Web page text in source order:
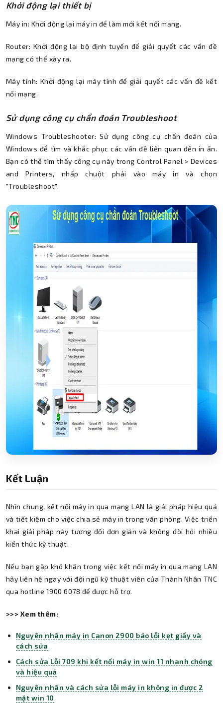
Khởi động lại thiết bị
Máy in: Khởi động lại máy in để làm mới kết nối mạng.
Router: Khởi động lại bộ định tuyến để giải quyết các vấn đề
mạng có thể xảy ra.
Máy tính: Khởi động lại máy tính để giải quyết các vấn đề kết
nối mạng.
Sử dụng công cụ chẩn đoán Troubleshoot
Windows Troubleshooter: Sử dụng công cụ chẩn đoán của
Windows để tìm và khắc phục các vấn đề liên quan đến in ấn.
Bạn có thể tìm thấy công cụ này trong Control Panel > Devices
and Printers, nhấp chuột phải vào máy in và chọn
"Troubleshoot".
Kết Luận
Nhìn chung, kết nối máy in qua mạng LAN là giải pháp hiệu quả
và tiết kiệm cho việc chia sẻ máy in trong văn phòng. Việc triển
khai giải pháp này tương đối đơn giản và không đòi hỏi nhiều
kiến thức kỹ thuật.
Nếu bạn gặp khó khăn trong việc kết nối máy in qua mạng LAN
hãy liên hệ ngay với đội ngũ kỹ thuật viên của Thành Nhân TNC
qua hotline 1900 6078 để được hỗ trợ.
>>> Xem thêm:
Nguyên nhân máy in Canon 2900 báo lỗi kẹt giấy và
cách sửa
Cách sửa Lỗi 709 khi kết nối máy in win 11 nhanh chóng
và hiệu quả
Nguyên nhân và cách sửa lỗi máy in không in được 2
mặt win 10